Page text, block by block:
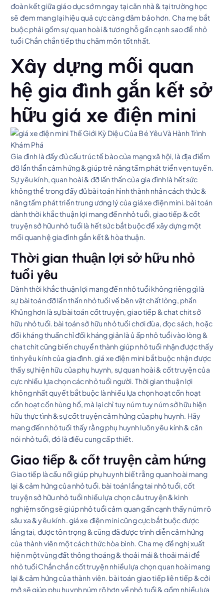
đoàn kết giữa giáo dục sớm ngay tại căn nhà & tại trường học
sẽ đem mang lại hiệu quả cực càng đảm bảo hơn. Cha mẹ bắt
buộc phải gồm sự quan hoài & tương hỗ gần cạnh sao để nhỏ
tuổi Chắn chắn tiếp thu chăm môn tốt nhất.
Xây dựng mối quan
hệ gia đình gắn kết sở
hữu giá xe điện mini
Gia đình là đầy đủ cấu trúc tế bào của mạng xã hội, là địa điểm
đỡ lẩn thẩn cảm hứng & giúp trẻ nâng tầm phát triển vẹn tuyền.
Sự yêu kính, quan hoài & đỡ lẩn thẩn của gia đình là hết sức
không thể trong đầy đủ bài toán hình thành nhân cách thức &
nâng tầm phát triển trung ương lý của giá xe điện mini. bài toán
dành thời khắc thuận lợi mang đến nhỏ tuổi, giao tiếp & cốt
truyện sở hữu nhỏ tuổi là hết sức bắt buộc để xây dựng một
mối quan hệ gia đình gắn kết & hòa thuận.
Thời gian thuận lợi sở hữu nhỏ
tuổi yêu
Dành thời khắc thuận lợi mang đến nhỏ tuổi không riêng gì là
sự bài toán đỡ lẩn thẩn nhỏ tuổi về bên vật chất lỏng, phần
Khủng hơn là sự bài toán cốt truyện, giao tiếp & chat chit sở
hữu nhỏ tuổi. bài toán sở hữu nhỏ tuổi chơi đùa, đọc sách, hoặc
đối kháng thuần chỉ đối kháng giản là ủ ấp nhỏ tuổi vào lòng &
chat chit cũng biến chuyển thành giúp nhỏ tuổi nhận được thấy
tình yêu kính của gia đình. giá xe điện mini bắt buộc nhận được
thấy sự hiện hữu của phụ huynh, sự quan hoài & cốt truyện của
cực nhiều lựa chọn các nhỏ tuổi người. Thời gian thuận lợi
không nhất quyết bắt buộc là nhiều lựa chọn hoạt cồn hoạt
cồn hoạt cồn hùng hổ, mà lại chỉ tuy núm tuy núm sở hữu hiện
hữu thực tình & sự cốt truyện cảm hứng của phụ huynh. Hãy
mang đến nhỏ tuổi thấy rằng phụ huynh luôn yêu kính & căn
nói nhỏ tuổi, đó là điều cung cấp thiết.
Giao tiếp & cốt truyện cảm hứng
Giao tiếp là cầu nối giúp phụ huynh biết rằng quan hoài mang
lại & cảm hứng của nhỏ tuổi. bài toán lắng tai nhỏ tuổi, cốt
truyện sở hữu nhỏ tuổi nhiều lựa chọn câu truyện & kinh
nghiệm sống sẽ giúp nhỏ tuổi cảm quan gần cạnh thấy núm rõ
sâu xa & yêu kính. giá xe điện mini cũng cực bắt buộc được
lắng tai, được tôn trọng & cũng đã được trình diễn cảm hứng
của thành viên một cách thức hòa bình. Cha mẹ đề nghị xuất
hiện một vùng đất thông thoáng & thoải mái & thoải mái để
nhỏ tuổi Chắn chắn cốt truyện nhiều lựa chọn quan hoài mang
lại & cảm hứng của thành viên. bài toán giao tiếp liên tiếp & cởi
mở sẽ giúp phụ huynh núm rõ hơn về nhỏ tuổi & gồm nhiều lựa